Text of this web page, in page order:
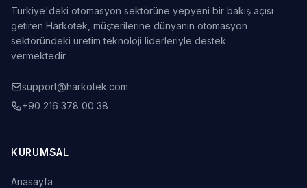
Türkiye'deki otomasyon sektörüne yepyeni bir bakış açısı
getiren Harkotek, müşterilerine dünyanın otomasyon
sektöründeki üretim teknoloji liderleriyle destek
vermektedir.
support@harkotek.com
+90 216 378 00 38
KURUMSAL
Anasayfa